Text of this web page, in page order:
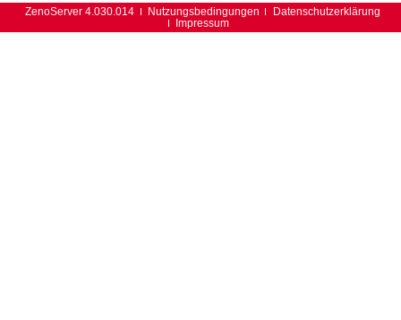
ZenoServer 4.030.014 Nutzungsbedingungen
Datenschutzerklärung
Impressum